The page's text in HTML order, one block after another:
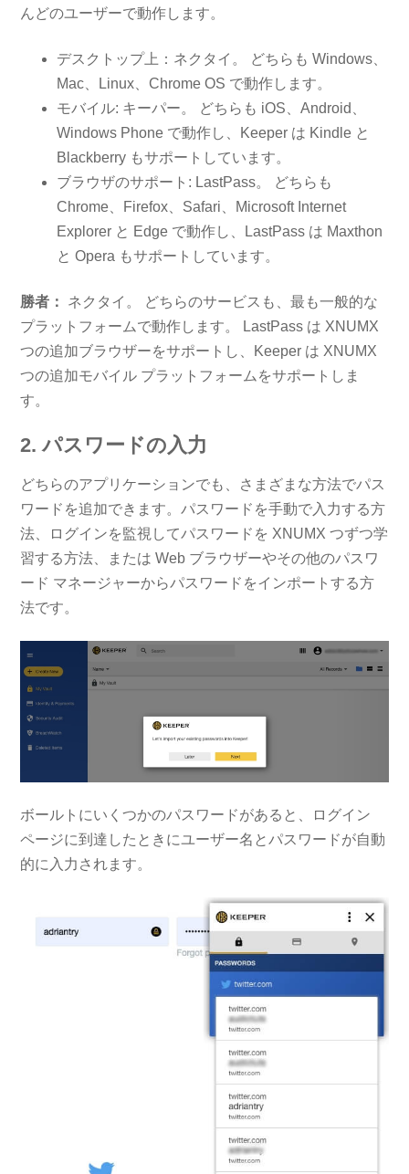
んどのユーザーで動作します。
デスクトップ上：ネクタイ。 どちらも Windows、
Mac、Linux、Chrome OS で動作します。
モバイル: キーパー。 どちらも iOS、Android、
Windows Phone で動作し、Keeper は Kindle と
Blackberry もサポートしています。
ブラウザのサポート: LastPass。 どちらも
Chrome、Firefox、Safari、Microsoft Internet
Explorer と Edge で動作し、LastPass は Maxthon
と Opera もサポートしています。
勝者：
ネクタイ。 どちらのサービスも、最も一般的な
プラットフォームで動作します。 LastPass は XNUMX
つの追加ブラウザーをサポートし、Keeper は XNUMX
つの追加モバイル プラットフォームをサポートしま
す。
2. パスワードの入力
どちらのアプリケーションでも、さまざまな方法でパス
ワードを追加できます。パスワードを手動で入力する方
法、ログインを監視してパスワードを XNUMX つずつ学
習する方法、または Web ブラウザーやその他のパスワ
ード マネージャーからパスワードをインポートする方
法です。
ボールトにいくつかのパスワードがあると、ログイン
ページに到達したときにユーザー名とパスワードが自動
的に入力されます。